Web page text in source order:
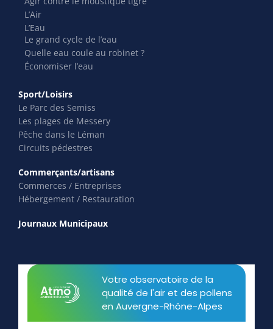
L’Air
L’Eau
Le grand cycle de l’eau
Quelle eau coule au robinet ?
Économiser l’eau
Sport/Loisirs
Le Parc des Semiss
Les plages de Messery
Pêche dans le Léman
Circuits pédestres
Commerçants/artisans
Commerces / Entreprises
Hébergement / Restauration
Journaux Municipaux